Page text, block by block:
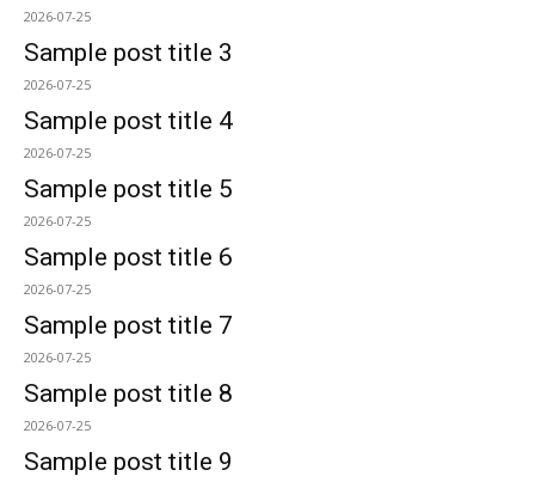
2026-07-25
Sample post title 3
2026-07-25
Sample post title 4
2026-07-25
Sample post title 5
2026-07-25
Sample post title 6
2026-07-25
Sample post title 7
2026-07-25
Sample post title 8
2026-07-25
Sample post title 9